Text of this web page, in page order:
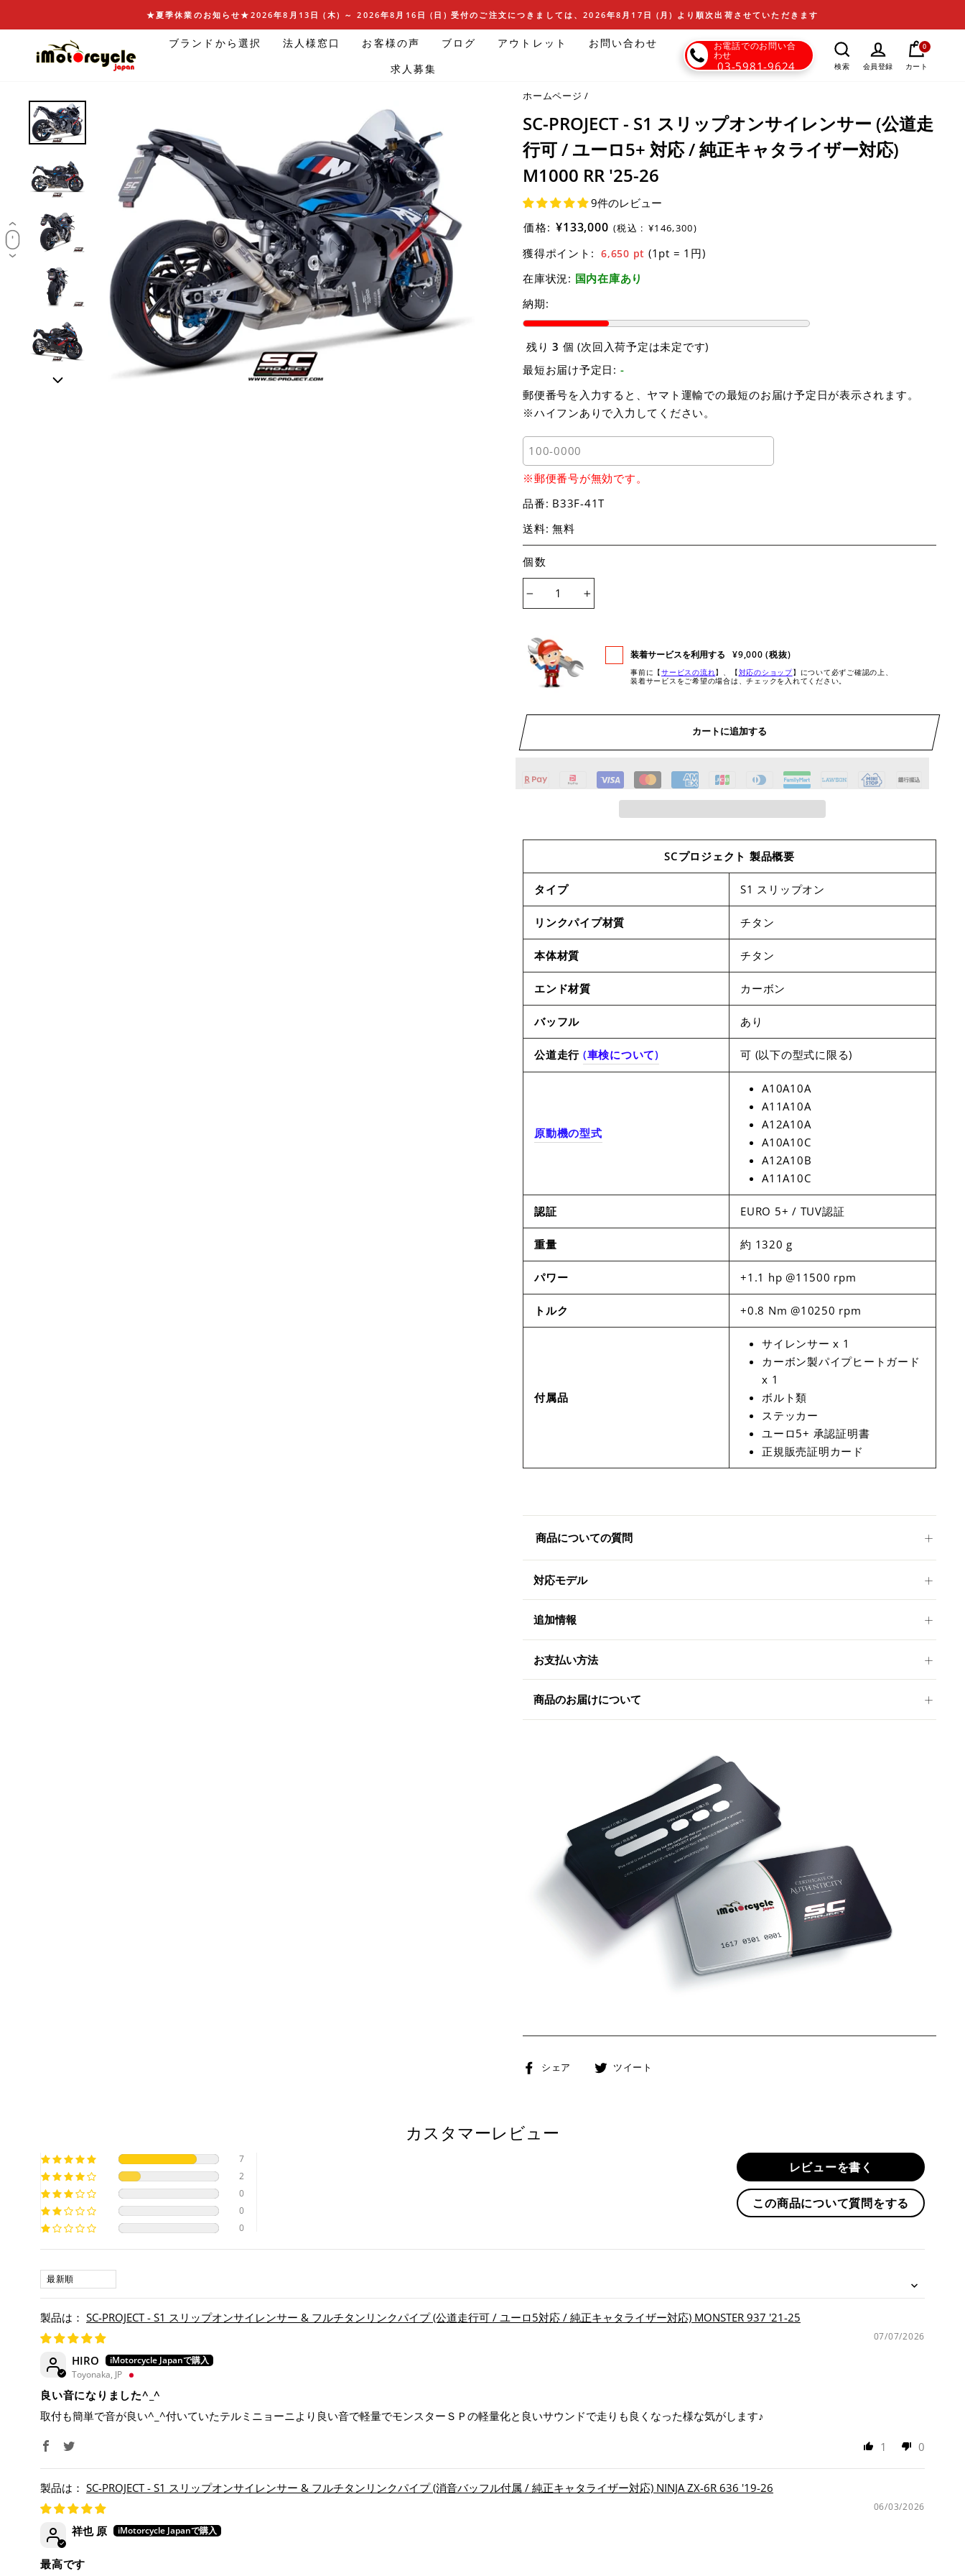
ン
★夏季休業のお知らせ★2026年8月13日 (木) ～ 2026年8月16日 (日) 受付のご注文につきましては、2026年8月17日 (月) より順次出荷させていただきます
ブランドから選択 法人様窓口 お客様の声 ブログ アウトレット
お問い合わせ
求人募集
お電話でのお問い合
わせ
03-5981-9624 検索 会員登録 カート
0
ホームページ /
SC-PROJECT - S1 スリップオンサイレンサー (公道走
行可 / ユーロ5+ 対応 / 純正キャタライザー対応)
M1000 RR '25-26
9件のレビュー
価格: ¥133,000 (税込 : ¥146,300)
獲得ポイント: 6,650 pt (1pt = 1円)
在庫状況: 国内在庫あり
納期:
残り 3 個 (次回入荷予定は未定です)
最短お届け予定日: -
郵便番号を入力すると、ヤマト運輸での最短のお届け予定日が表示されます。
※ハイフンありで入力してください。
※郵便番号が無効です。
品番: B33F-41T
送料: 無料
個数
装着サービスを利用する ¥9,000 (税抜)
事前に【サービスの流れ】、【対応のショップ】について必ずご確認の上、
装着サービスをご希望の場合は、チェックを入れてください。
カートに追加する
SCプロジェクト 製品概要
タイプ S1 スリップオン
リンクパイプ材質 チタン
本体材質 チタン
エンド材質 カーボン
バッフル あり
公道走行 (車検について) 可 (以下の型式に限る)
原動機の型式
A10A10A
A11A10A
A12A10A
A10A10C
A12A10B
A11A10C
認証 EURO 5+ / TUV認証
重量 約 1320 g
パワー +1.1 hp @11500 rpm
トルク +0.8 Nm @10250 rpm
付属品
サイレンサー x 1
カーボン製パイプヒートガード
x 1
ボルト類
ステッカー
ユーロ5+ 承認証明書
正規販売証明カード
商品についての質問
対応モデル
追加情報
お支払い方法
商品のお届けについて
シェア
Facebookツイート
カスタマーレビュー
7
2
0
0
0
レビューを書く
この商品について質問をする
SORT BY
SC-PROJECT - S1 スリップオンサイレンサー & フルチタンリンクパイプ (公道走行可 / ユーロ5対応 / 純正キャタライザー対応) MONSTER 937 '21-25
07/07/2026
HIRO
Toyonaka, JP
良い音になりました^_^
取付も簡単で音が良い^_^付いていたテルミニョーニより良い音で軽量でモンスターＳＰの軽量化と良いサウンドで走りも良くなった様な気がします♪
1 0
SC-PROJECT - S1 スリップオンサイレンサー & フルチタンリンクパイプ (消音バッフル付属 / 純正キャタライザー対応) NINJA ZX-6R 636 '19-26
06/03/2026
祥也 原
最高です